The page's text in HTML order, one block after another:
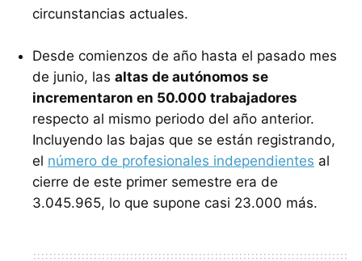
circunstancias actuales.
Desde comienzos de año hasta el pasado mes
de junio, las altas de autónomos se
incrementaron en 50.000 trabajadores
respecto al mismo periodo del año anterior.
Incluyendo las bajas que se están registrando,
el número de profesionales independientes al
cierre de este primer semestre era de
3.045.965, lo que supone casi 23.000 más.